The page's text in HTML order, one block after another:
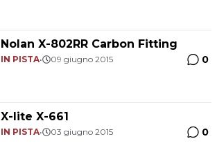
Nolan X-802RR Carbon Fitting
IN PISTA• 09 giugno 2015 0
X-lite X-661
IN PISTA• 03 giugno 2015 0